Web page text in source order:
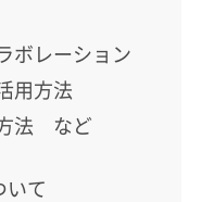
ボレーション
用方法
法 など
いて